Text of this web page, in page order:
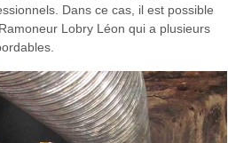
Dans ce cas, il est possible
Lobry Léon qui a plusieurs